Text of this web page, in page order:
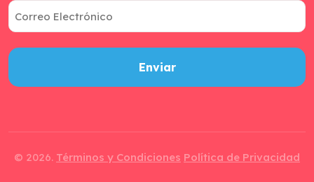
Correo
Electrónico
© 2026. Términos y Condiciones Política de Privacidad